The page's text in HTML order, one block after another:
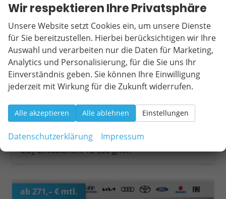
Dacia Bigster
Journey SHZ+LKHZ+LED TCe 140
unverbindliche Lieferzeit:10 Tage Fahrzeug mit Tageszulassung
Fahrzeugnr. 20505 GetriebeSchaltgetriebe
Kraftstoff Benzin Außenfarbe Terracotta-Braun
Leistung 103 kW (140 PS) Kilometerstand 10 km
25.03.2026
28.090,– €
incl. 19% MwSt.
Wir rufen Sie an
Fahrzeugexposé (PDF)
Fahrzeug parken
Verbrauch kombiniert:
CO -Klasse: D
CO2-Emissionen:124,00 g/km
ab 271,– € mtl.
Wir respektieren Ihre Privatsphäre
Unsere Website setzt Cookies ein, um unsere Dienste
für Sie bereitzustellen. Hierbei berücksichtigen wir Ihre
Auswahl und verarbeiten nur die Daten für Marketing,
Analytics und Personalisierung, für die Sie uns Ihr
Einverständnis geben. Sie können Ihre Einwilligung
jederzeit mit Wirkung für die Zukunft widerrufen.
Alle akzeptieren Alle ablehnen Einstellungen
Datenschutzerklärung Impressum